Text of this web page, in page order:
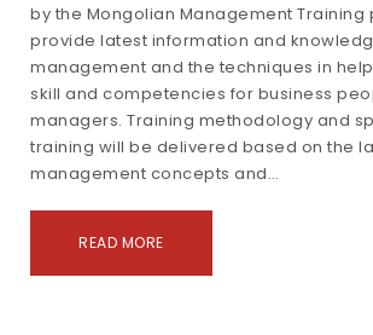
by the Mongolian Management Training
provide latest information and
management and the techniques in
skill and competencies for business
managers. Training methodology and
training will be delivered based on the
management concepts and…
READ MORE